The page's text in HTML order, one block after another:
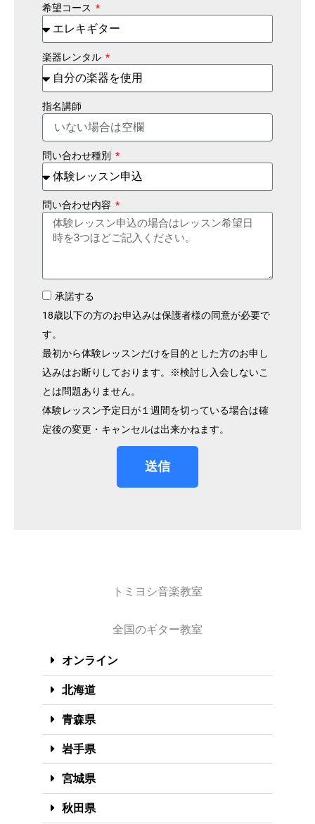
希望コース
楽器レンタル
指名講師
問い合わせ種別
問い合わせ内容
承諾する
18歳以下の方のお申込みは保護者様の同意が必要で
す。
最初から体験レッスンだけを目的とした方のお申し
込みはお断りしております。※検討し入会しないこ
とは問題ありません。
体験レッスン予定日が１週間を切っている場合は確
定後の変更・キャンセルは出来かねます。
送信
トミヨシ音楽教室
全国のギター教室
オンライン
北海道
青森県
岩手県
宮城県
秋田県